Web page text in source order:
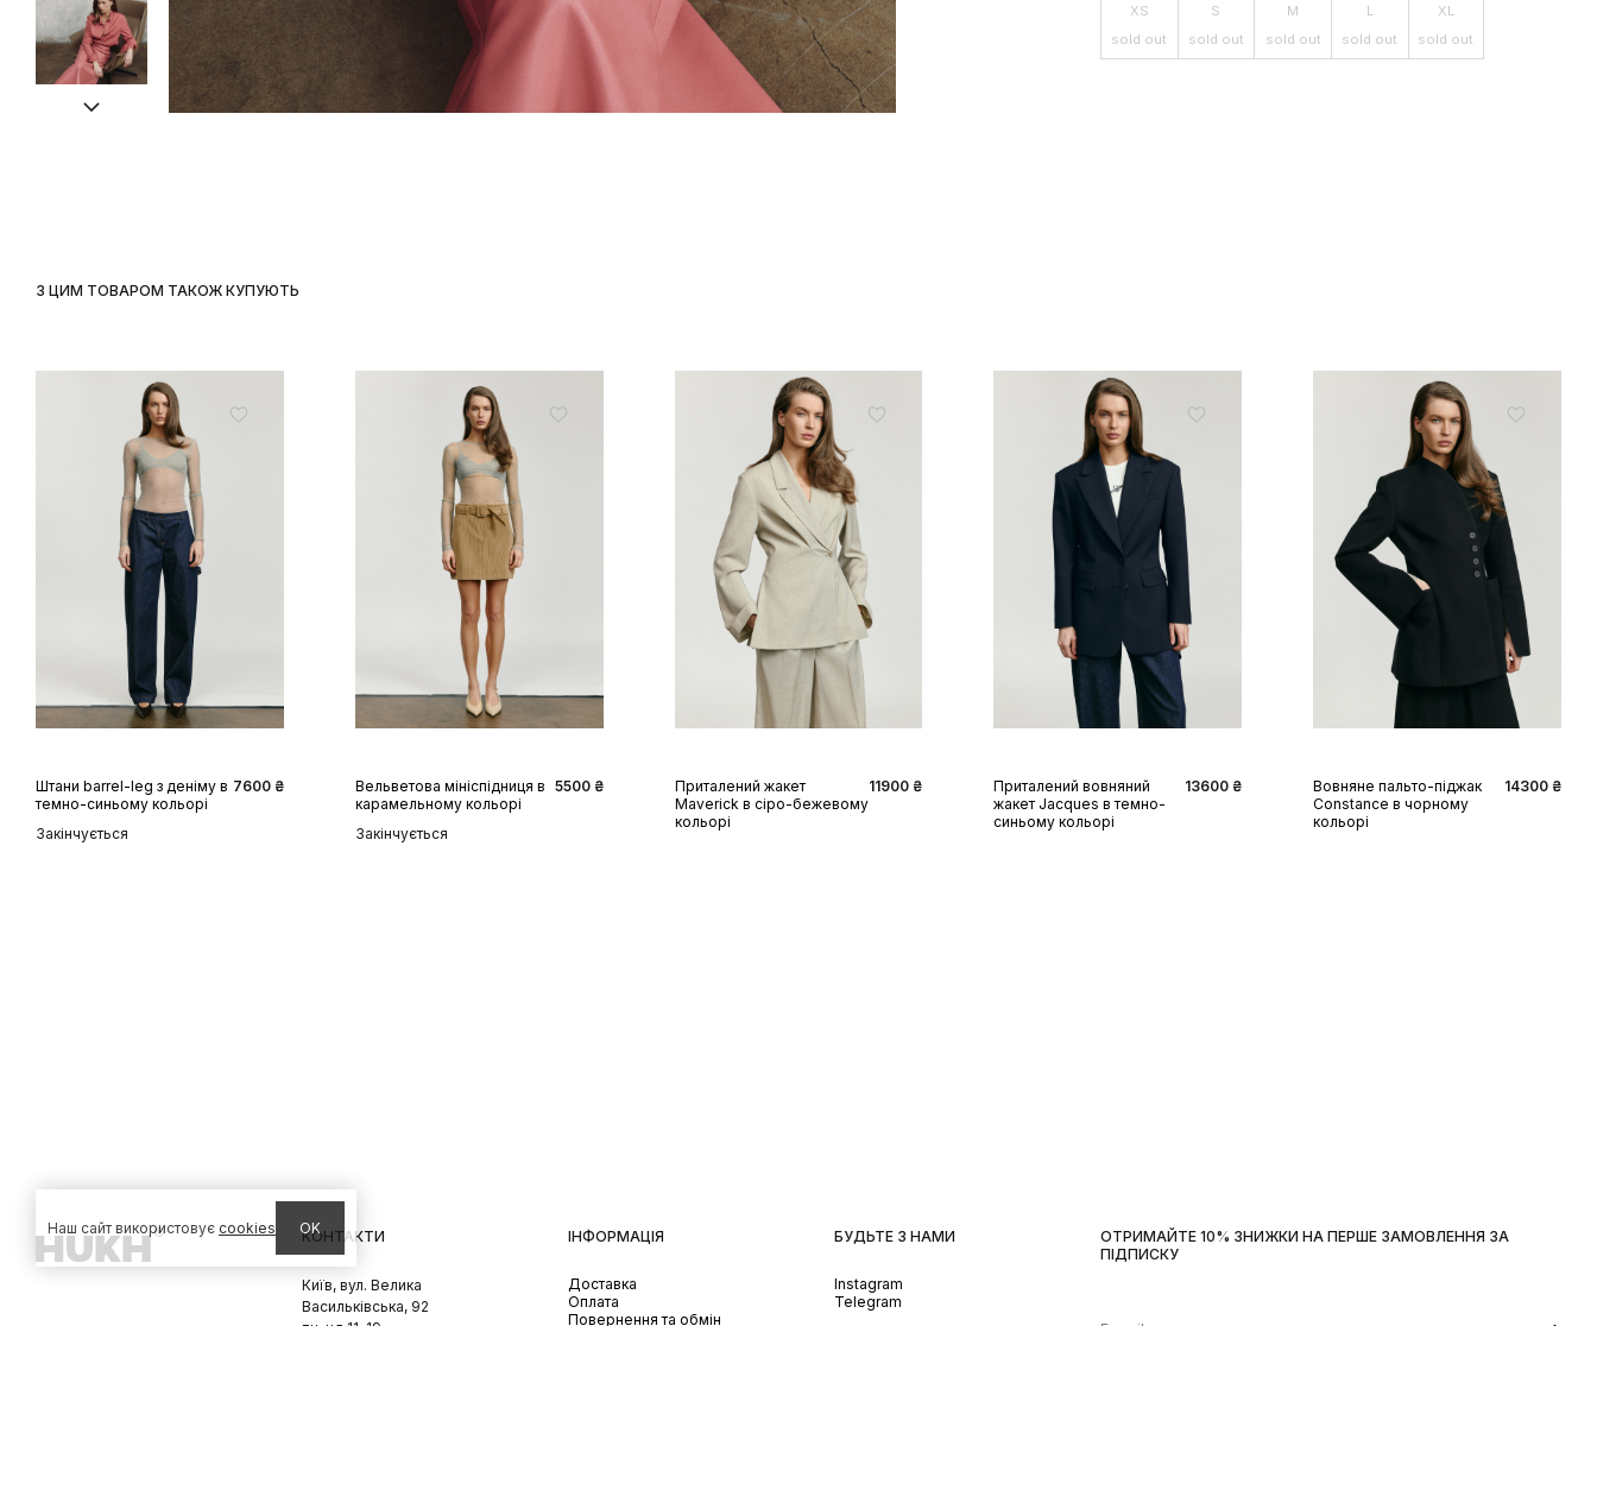
XS
sold out
S
sold out
M
sold out
L
sold out
XL
sold out
З ЦИМ ТОВАРОМ ТАКОЖ КУПУЮТЬ
LXL
Штани barrel-leg з деніму в
темно-синьому кольорі
7600 ₴
Закінчується
XSSML
Вельветова мініспідниця в
карамельному кольорі
5500 ₴
Закінчується
M L
Приталений жакет
Maverick в сіро-бежевому
кольорі
11900 ₴
M
Приталений вовняний
жакет Jacques в темно-
синьому кольорі
13600 ₴
M
Вовняне пальто-піджак
Constance в чорному
кольорі
14300 ₴
КОНТАКТИ
Київ, вул. Велика
Васильківська, 92
пн-нд 11-19
ІНФОРМАЦІЯ
Доставка
Оплата
Повернення та обмін
БУДЬТЕ З НАМИ
Instagram
Telegram
ОТРИМАЙТЕ 10% ЗНИЖКИ НА ПЕРШЕ ЗАМОВЛЕННЯ ЗА
ПІДПИСКУ
Підпишіться на розсилку та отримайте доступ до
знижки та ексклюзивних пропозицій бренду
Наш сайт використовує cookies OK